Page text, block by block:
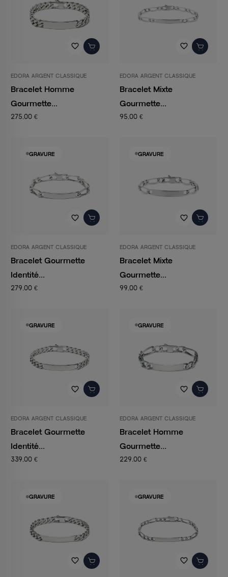
favorite_border
EDORA ARGENT CLASSIQUE
Bracelet Homme
Gourmette...
275,00 €
favorite_border
EDORA ARGENT CLASSIQUE
Bracelet Mixte
Gourmette...
95,00 €
GRAVURE
favorite_border
EDORA ARGENT CLASSIQUE
Bracelet Gourmette
Identité...
279,00 €
GRAVURE
favorite_border
EDORA ARGENT CLASSIQUE
Bracelet Mixte
Gourmette...
99,00 €
GRAVURE
favorite_border
EDORA ARGENT CLASSIQUE
Bracelet Gourmette
Identité...
339,00 €
GRAVURE
favorite_border
EDORA ARGENT CLASSIQUE
Bracelet Homme
Gourmette...
229,00 €
GRAVURE
favorite_border
GRAVURE
favorite_border